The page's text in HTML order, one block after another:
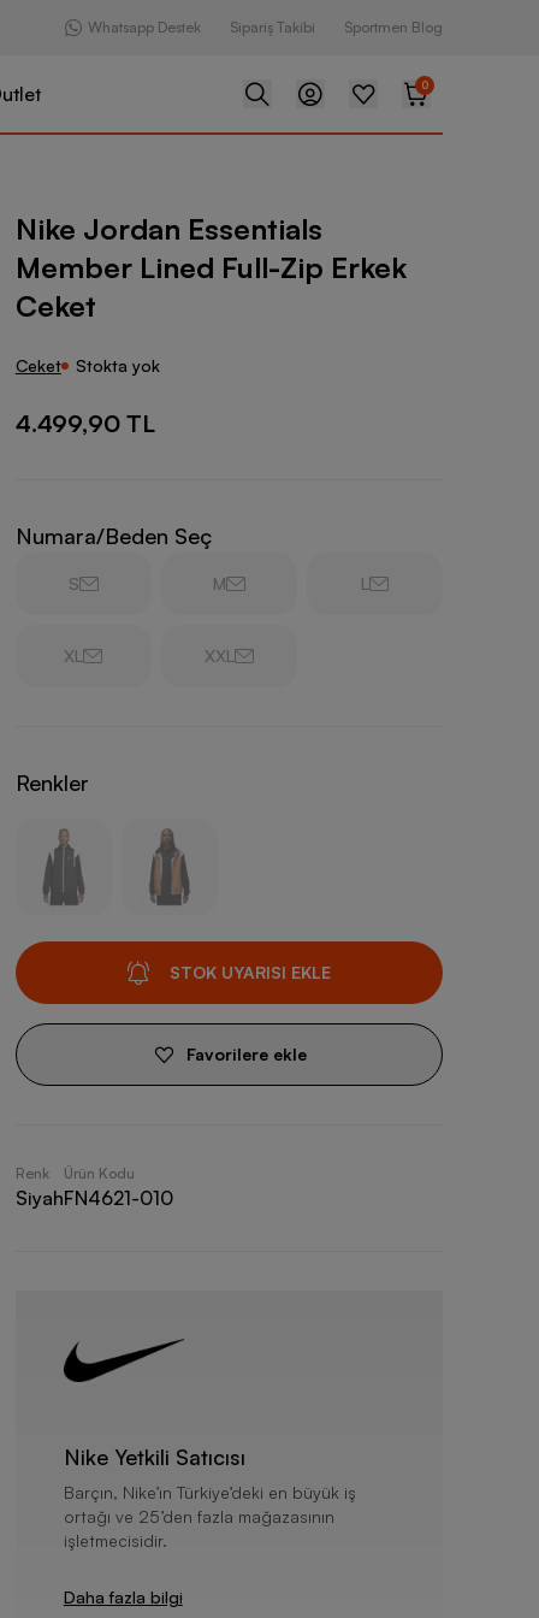
Whatsapp Destek Sipariş Takibi Sportmen Blog
0
Member Lined Full-Zip Erkek Ceket
Nike Jordan Essentials
Member Lined Full-Zip Erkek
Ceket
Ceket Stokta yok
4.499,90 TL
Numara/Beden Seç
S M L
XL XXL
Renkler
STOK UYARISI EKLE
Favorilere ekle
Renk
Siyah
Ürün Kodu
FN4621-010
Nike Yetkili Satıcısı
Barçın, Nike’ın Türkiye’deki en büyük iş
ortağı ve 25’den fazla mağazasının
işletmecisidir.
Daha fazla bilgi